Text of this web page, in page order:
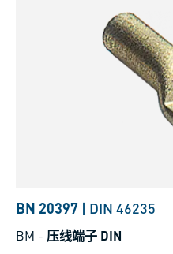
BN 20397 | DIN 46235
BM - 压线端子 DIN